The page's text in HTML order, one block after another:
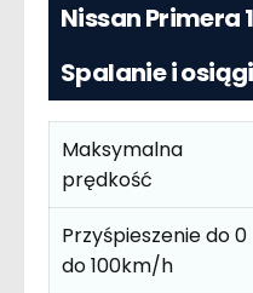
Nissan Primera
Spalanie i osiągi
Maksymalna
prędkość
Przyśpieszenie do 0
do 100km/h